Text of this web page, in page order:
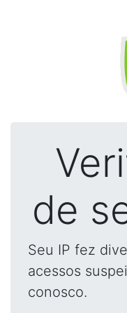
de
Seu IP fez
acessos
conosco.